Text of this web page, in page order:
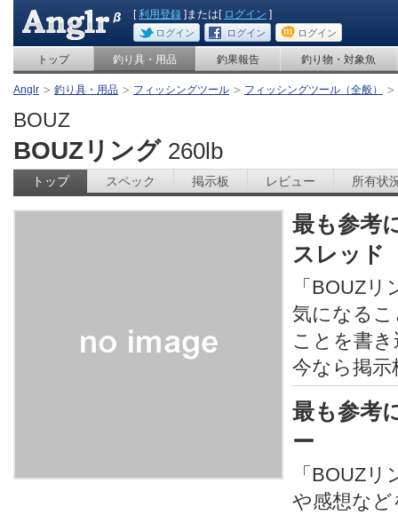
[利用登録 ]または[ ログイン ]
ログイン ログイン ログイン
トップ 釣り具・用品 釣果報告 釣り物・対象魚
Anglr 釣り具・用品 フィッシングツール フィッシングツール（全般）
BOUZ
BOUZリング 260lb
トップ スペック 掲示板 レビュー 所有状
最も参考
スレッド
「BOUZ
気になる
ことを書
今なら掲示
最も参考
ー
「BOUZ
や感想な